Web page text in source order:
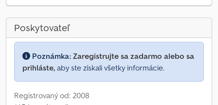
Poskytovateľ
Poznámka: Zaregistrujte sa zadarmo alebo sa
prihláste, aby ste získali všetky informácie.
Registrovaný od: 2008